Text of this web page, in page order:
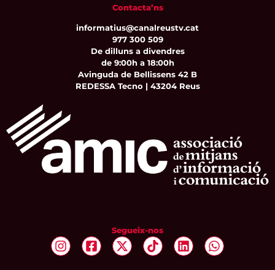
Contacta’ns
informatius@canalreustv.cat
977 300 509
De dilluns a divendres
de 9:00h a 18:00h
Avinguda de Bellissens 42 B
REDESSA Tecno | 43204 Reus
Segueix-nos